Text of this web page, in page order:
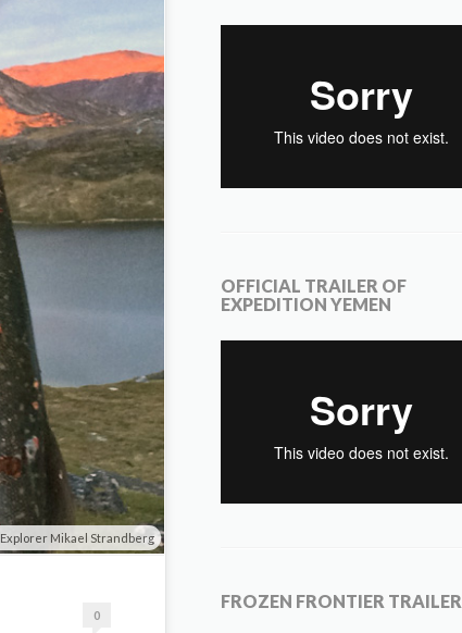
Explorer Mikael Strandberg
0
OFFICIAL TRAILER OF
EXPEDITION YEMEN
FROZEN FRONTIER TRAILER